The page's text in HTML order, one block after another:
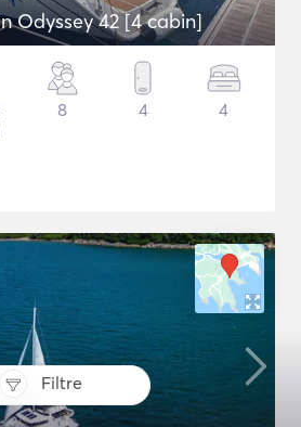
Filtre
Odyssey 42 [4 cabin]
8 4 4